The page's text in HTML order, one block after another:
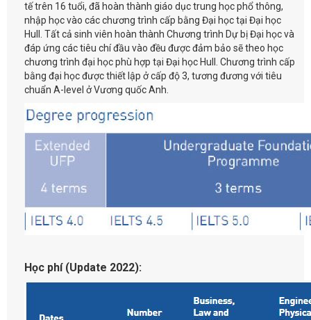
tế trên 16 tuổi, đã hoàn thành giáo dục trung học phổ thông,
nhập học vào các chương trình cấp bằng Đại học tại Đại học
Hull. Tất cả sinh viên hoàn thành Chương trình Dự bị Đại học và
đáp ứng các tiêu chí đầu vào đều được đảm bảo sẽ theo học
chương trình đại học phù hợp tại Đại học Hull. Chương trình cấp
bằng đại học được thiết lập ở cấp độ 3, tương đương với tiêu
chuẩn A-level ở Vương quốc Anh.
Học phí (Update 2022):